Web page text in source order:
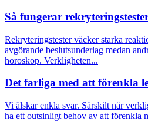
Så fungerar
Rekryteringstester väcker starka
avgörande beslutsunderlag medan
horoskop. Verkligheten...
Det farliga med att förenkla
Vi älskar enkla svar. Särskilt när
ha ett outsinligt behov av att förenkla